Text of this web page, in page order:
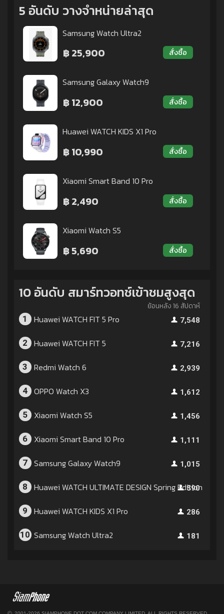
5 อันดับ วางจำหน่ายล่าสุด
Samsung Watch Ultra2
฿ 25,900 สั่งซื้อ
Samsung Galaxy Watch9
฿ 12,900 สั่งซื้อ
Huawei WATCH KIDS X1 Pro
฿ 10,990 สั่งซื้อ
Xiaomi Smart Band 10 Pro
฿ 2,490 สั่งซื้อ
Xiaomi Watch S5
฿ 5,690 สั่งซื้อ
10 อันดับ สมาร์ทวอทช์เข้าชมสูงสุด
ย้อนหลัง 16 สัปดาห์
1 Huawei WATCH FIT 5 Pro 7,548
2 Huawei WATCH FIT 5 7,216
3 Redmi Watch 6 2,939
4 OPPO Watch X3 1,612
5 Xiaomi Watch S5 1,456
6 Xiaomi Smart Band 10 Pro 1,111
7 Samsung Galaxy Watch9 1,015
8 Huawei WATCH ULTIMATE DESIGN Spring Edition
590
9 Huawei WATCH KIDS X1 Pro 286
10 Samsung Watch Ultra2 181